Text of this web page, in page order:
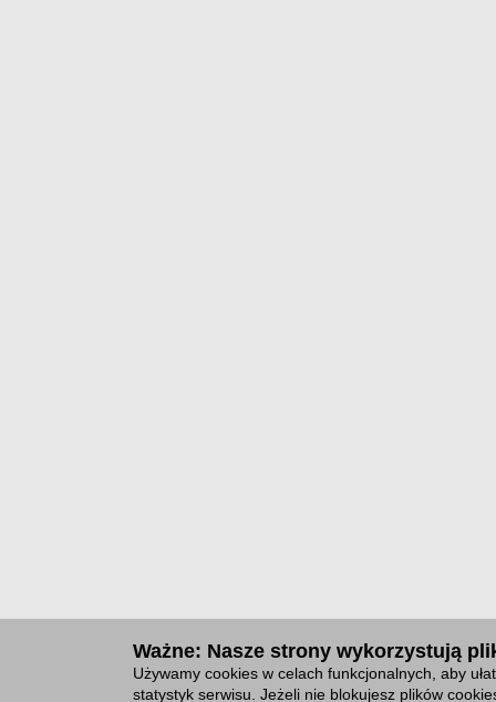
Ważne: Nasze strony wykorzystują
Używamy cookies w celach funkcjonalnych, aby
statystyk serwisu. Jeżeli nie blokujesz plików